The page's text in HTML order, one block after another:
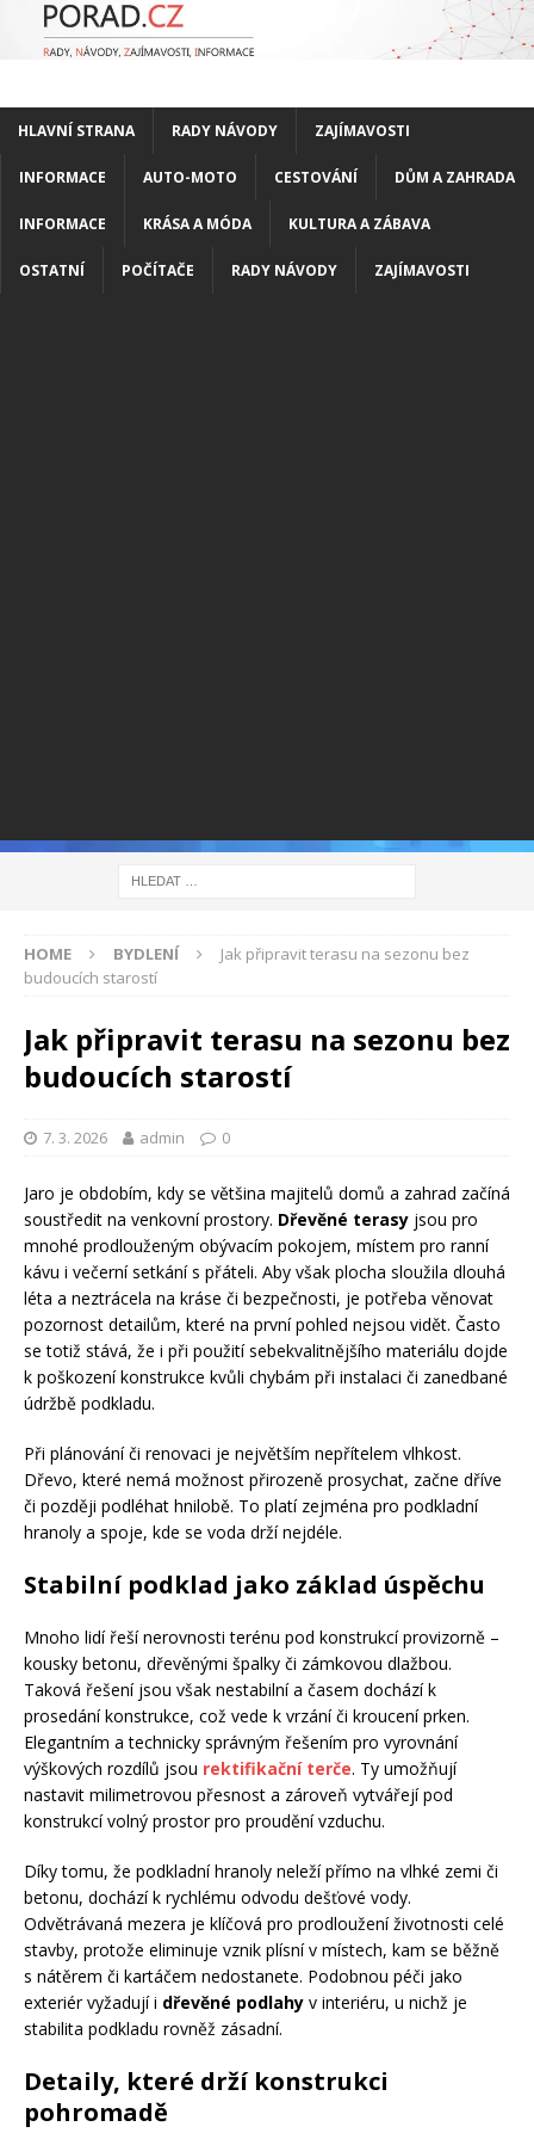
HLAVNÍ STRANA RADY NÁVODY ZAJÍMAVOSTI
INFORMACE AUTO-MOTO CESTOVÁNÍ DŮM A ZAHRADA
INFORMACE KRÁSA A MÓDA KULTURA A ZÁBAVA
OSTATNÍ POČÍTAČE RADY NÁVODY ZAJÍMAVOSTI
HOME BYDLENÍ
Jak připravit terasu na sezonu bez
budoucích starostí
Jak připravit terasu na sezonu bez
budoucích starostí
7. 3. 2026 admin 0
Jaro je obdobím, kdy se většina majitelů domů a zahrad začíná
soustředit na venkovní prostory. Dřevěné terasy jsou pro
mnohé prodlouženým obývacím pokojem, místem pro ranní
kávu i večerní setkání s přáteli. Aby však plocha sloužila dlouhá
léta a neztrácela na kráse či bezpečnosti, je potřeba věnovat
pozornost detailům, které na první pohled nejsou vidět. Často
se totiž stává, že i při použití sebekvalitnějšího materiálu dojde
k poškození konstrukce kvůli chybám při instalaci či zanedbané
údržbě podkladu.
Při plánování či renovaci je největším nepřítelem vlhkost.
Dřevo, které nemá možnost přirozeně prosychat, začne dříve
či později podléhat hnilobě. To platí zejména pro podkladní
hranoly a spoje, kde se voda drží nejdéle.
Stabilní podklad jako základ úspěchu
Mnoho lidí řeší nerovnosti terénu pod konstrukcí provizorně –
kousky betonu, dřevěnými špalky či zámkovou dlažbou.
Taková řešení jsou však nestabilní a časem dochází k
prosedání konstrukce, což vede k vrzání či kroucení prken.
Elegantním a technicky správným řešením pro vyrovnání
výškových rozdílů jsou rektifikační terče. Ty umožňují
nastavit milimetrovou přesnost a zároveň vytvářejí pod
konstrukcí volný prostor pro proudění vzduchu.
Díky tomu, že podkladní hranoly neleží přímo na vlhké zemi či
betonu, dochází k rychlému odvodu dešťové vody.
Odvětrávaná mezera je klíčová pro prodloužení životnosti celé
stavby, protože eliminuje vznik plísní v místech, kam se běžně
s nátěrem či kartáčem nedostanete. Podobnou péči jako
exteriér vyžadují i dřevěné podlahy v interiéru, u nichž je
stabilita podkladu rovněž zásadní.
Detaily, které drží konstrukci
pohromadě